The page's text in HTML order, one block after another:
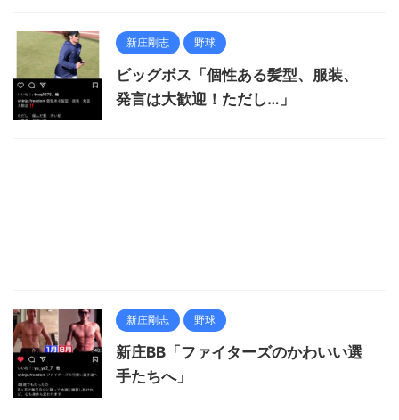
新庄剛志 野球
ビッグボス「個性ある髪型、服装、
発言は大歓迎！ただし…」
新庄剛志 野球
新庄BB「ファイターズのかわいい選
手たちへ」